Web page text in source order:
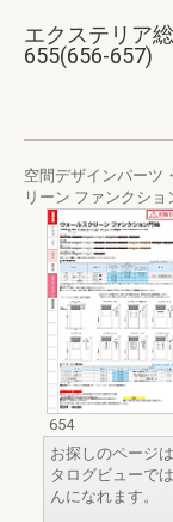
エクステリア
655(656-657)
空間デザインパーツ
リーン ファンクショ
654
お探しのページ
タログビューで
んになれます。